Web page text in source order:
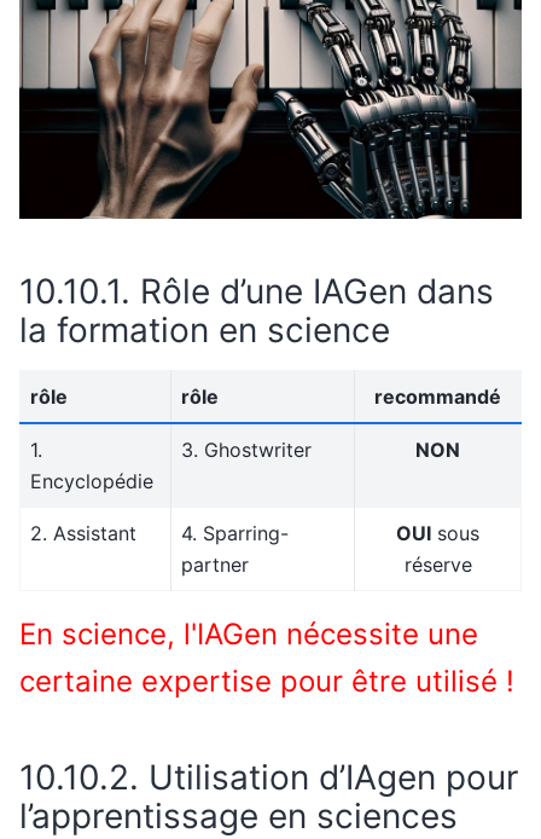
10.10.1. Rôle d’une IAGen dans
la formation en science
rôle rôle recommandé
1.
Encyclopédie
3. Ghostwriter NON
2. Assistant
4. Sparring-
partner
OUI sous
réserve
En science, l'IAGen nécessite une
certaine expertise pour être utilisé !
10.10.2. Utilisation d’IAgen pour
l’apprentissage en sciences